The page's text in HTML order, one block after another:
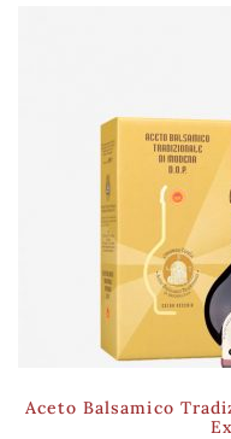
Aceto Balsamico